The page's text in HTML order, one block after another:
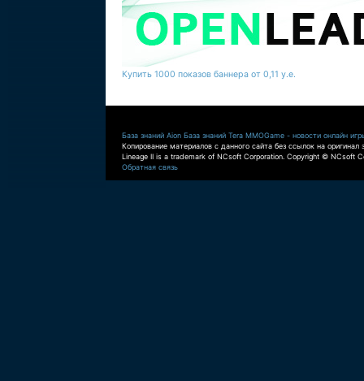
Купить 1000 показов баннера от 0,11 у.е.
База знаний Aion База знаний Tera MMOGame - новости онлайн
Копирование материалов с данного сайта без ссылок на оригинал
Lineage II is a trademark of NCsoft Corporation. Copyright © NCsoft
Обратная связь